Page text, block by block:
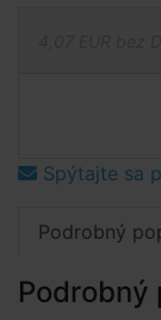
Spýtajte sa
Podrobný
Podrobný